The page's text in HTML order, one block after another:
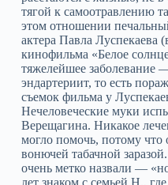
тягой к самоотравлению
этом отношении
актера Павла Луспекаева
кинофильма «Белое
тяжелейшее
эндартериит, то есть
съемок фильма у
Нечеловеческие муки
Верещагина. Никакое
могло помочь, потому что
вонючей табачной
очень метко назвали —
лет знаком с семьей Н.,